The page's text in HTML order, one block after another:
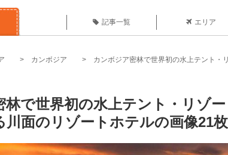
記事一覧 エリア
カンボジア カンボジア密林で世界初の水上テント・
林で世界初の水上テント・リゾ
面のリゾートホテルの画像21枚